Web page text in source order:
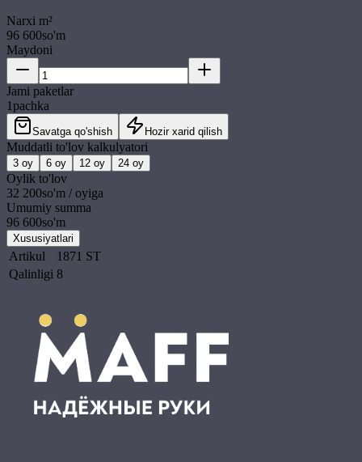
Narxi m²
96 600so'm
Maydoni
Jami paketlar
1pachka
Savatga qo'shish Hozir xarid qilish
Muddatli to'lov kalkulyatori
3 oy 6 oy 12 oy 24 oy
Oylik to'lov
32 200so'm / oyiga
Umumiy summa
96 600so'm
Xususiyatlari
Artikul
1871 ST
Qalinligi 8